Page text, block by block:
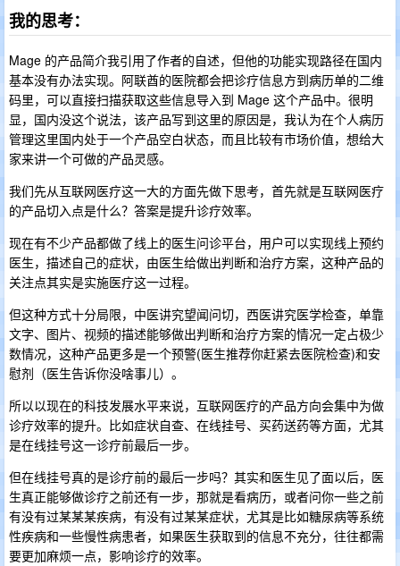
我的思考：
Mage 的产品简介我引用了作者的自述，但他的功能实现路径在国内
基本没有办法实现。阿联酋的医院都会把诊疗信息方到病历单的二维
码里，可以直接扫描获取这些信息导入到 Mage 这个产品中。很明
显，国内没这个说法，该产品写到这里的原因是，我认为在个人病历
管理这里国内处于一个产品空白状态，而且比较有市场价值，想给大
家来讲一个可做的产品灵感。
我们先从互联网医疗这一大的方面先做下思考，首先就是互联网医疗
的产品切入点是什么？答案是提升诊疗效率。
现在有不少产品都做了线上的医生问诊平台，用户可以实现线上预约
医生，描述自己的症状，由医生给做出判断和治疗方案，这种产品的
关注点其实是实施医疗这一过程。
但这种方式十分局限，中医讲究望闻问切，西医讲究医学检查，单靠
文字、图片、视频的描述能够做出判断和治疗方案的情况一定占极少
数情况，这种产品更多是一个预警(医生推荐你赶紧去医院检查)和安
慰剂（医生告诉你没啥事儿）。
所以以现在的科技发展水平来说，互联网医疗的产品方向会集中为做
诊疗效率的提升。比如症状自查、在线挂号、买药送药等方面，尤其
是在线挂号这一诊疗前最后一步。
但在线挂号真的是诊疗前的最后一步吗？其实和医生见了面以后，医
生真正能够做诊疗之前还有一步，那就是看病历，或者问你一些之前
有没有过某某某疾病，有没有过某某症状，尤其是比如糖尿病等系统
性疾病和一些慢性病患者，如果医生获取到的信息不充分，往往都需
要更加麻烦一点，影响诊疗的效率。